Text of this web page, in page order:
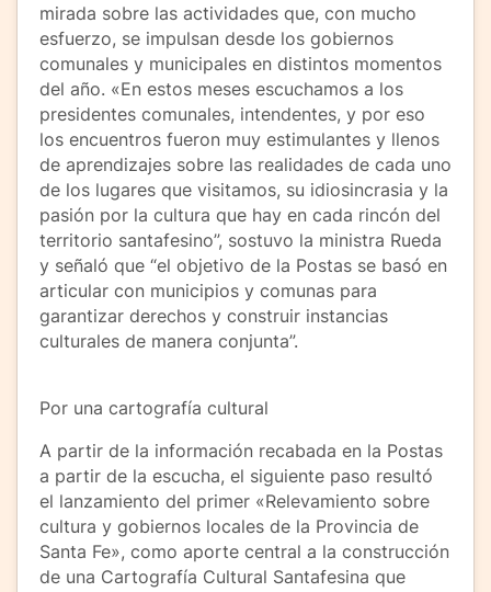
mirada sobre las actividades que, con mucho
esfuerzo, se impulsan desde los gobiernos
comunales y municipales en distintos momentos
del año. «En estos meses escuchamos a los
presidentes comunales, intendentes, y por eso
los encuentros fueron muy estimulantes y llenos
de aprendizajes sobre las realidades de cada uno
de los lugares que visitamos, su idiosincrasia y la
pasión por la cultura que hay en cada rincón del
territorio santafesino”, sostuvo la ministra Rueda
y señaló que “el objetivo de la Postas se basó en
articular con municipios y comunas para
garantizar derechos y construir instancias
culturales de manera conjunta”.
Por una cartografía cultural
A partir de la información recabada en la Postas
a partir de la escucha, el siguiente paso resultó
el lanzamiento del primer «Relevamiento sobre
cultura y gobiernos locales de la Provincia de
Santa Fe», como aporte central a la construcción
de una Cartografía Cultural Santafesina que